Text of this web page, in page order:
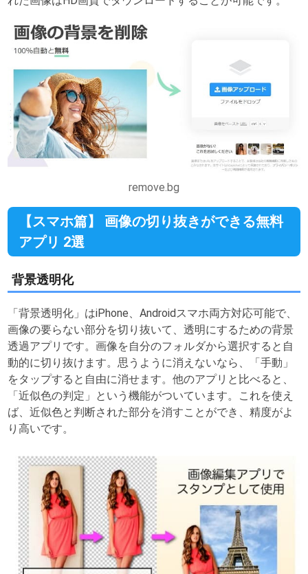
remove.bg
【スマホ篇】 画像の切り抜きができる無料
アプリ 2選
背景透明化
「背景透明化」はiPhone、Androidスマホ両方対応可能で、
画像の要らない部分を切り抜いて、透明にするための背景
透過アプリです。画像を自分のフォルダから選択すると自
動的に切り抜けます。思うように消えないなら、「手動」
をタップすると自由に消せます。他のアプリと比べると、
「近似色の判定」という機能がついています。これを使え
ば、近似色と判断された部分を消すことができ、精度がよ
り高いです。